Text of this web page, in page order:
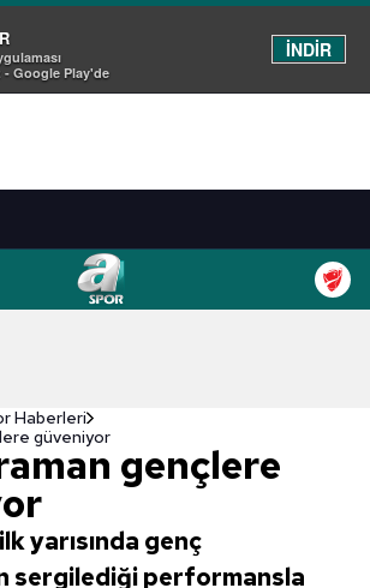
- Google Play'de
İNDİR
Haberleri
güveniyor
gençlere
yarısında genç
sergilediği performansla